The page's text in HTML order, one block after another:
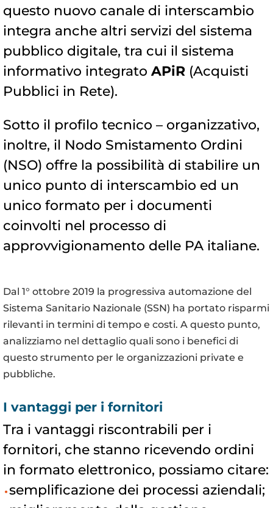
questo nuovo canale di interscambio
integra anche altri servizi del sistema
pubblico digitale, tra cui il sistema
informativo integrato APiR (Acquisti
Pubblici in Rete).
Sotto il profilo tecnico – organizzativo,
inoltre, il Nodo Smistamento Ordini
(NSO) offre la possibilità di stabilire un
unico punto di interscambio ed un
unico formato per i documenti
coinvolti nel processo di
approvvigionamento delle PA italiane.
Dal 1° ottobre 2019 la progressiva automazione del
Sistema Sanitario Nazionale (SSN) ha portato risparmi
rilevanti in termini di tempo e costi. A questo punto,
analizziamo nel dettaglio quali sono i benefici di
questo strumento per le organizzazioni private e
pubbliche.
I vantaggi per i fornitori
Tra i vantaggi riscontrabili per i
fornitori, che stanno ricevendo ordini
in formato elettronico, possiamo citare:
semplificazione dei processi aziendali;